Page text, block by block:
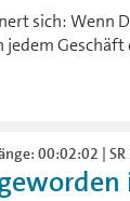
sich: Wenn
Geschäft
00:02:02 |